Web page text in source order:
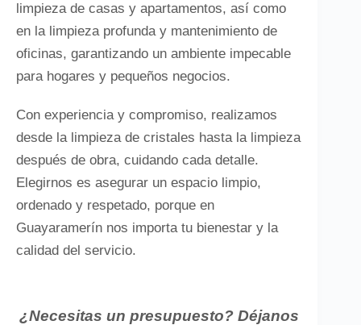
limpieza de casas y apartamentos, así como
en la limpieza profunda y mantenimiento de
oficinas, garantizando un ambiente impecable
para hogares y pequeños negocios.
Con experiencia y compromiso, realizamos
desde la limpieza de cristales hasta la limpieza
después de obra, cuidando cada detalle.
Elegirnos es asegurar un espacio limpio,
ordenado y respetado, porque en
Guayaramerín nos importa tu bienestar y la
calidad del servicio.
¿Necesitas un presupuesto? Déjanos